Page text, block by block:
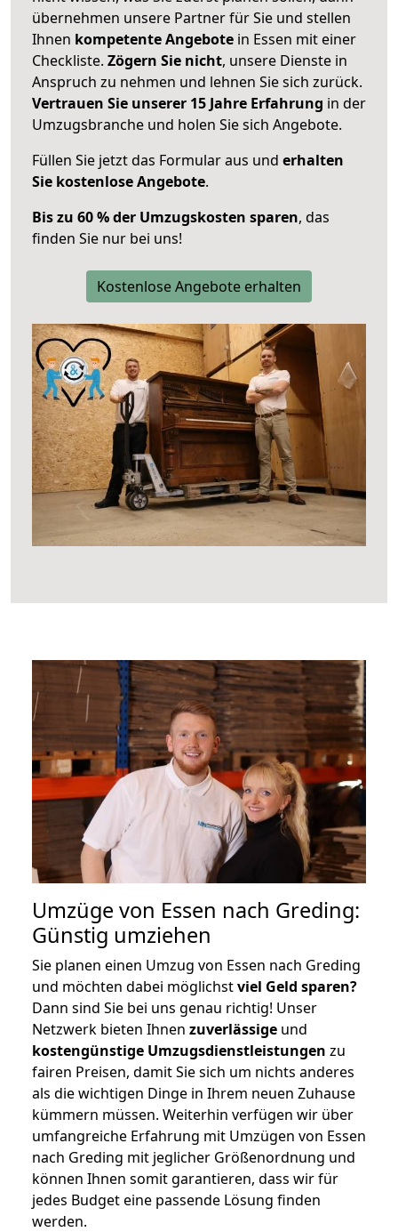
übernehmen unsere Partner für Sie und stellen
Ihnen kompetente Angebote in Essen mit einer
Checkliste. Zögern Sie nicht, unsere Dienste in
Anspruch zu nehmen und lehnen Sie sich zurück.
Vertrauen Sie unserer 15 Jahre Erfahrung in der
Umzugsbranche und holen Sie sich Angebote.
Füllen Sie jetzt das Formular aus und erhalten
Sie kostenlose Angebote.
Bis zu 60 % der Umzugskosten sparen, das
finden Sie nur bei uns!
Kostenlose Angebote erhalten
Umzüge von Essen nach Greding:
Günstig umziehen
Sie planen einen Umzug von Essen nach Greding
und möchten dabei möglichstviel Geld sparen?
Dann sind Sie bei uns genau richtig! Unser
Netzwerk bieten Ihnen zuverlässige und
kostengünstige Umzugsdienstleistungen zu
fairen Preisen, damit Sie sich um nichts anderes
als die wichtigen Dinge in Ihrem neuen Zuhause
kümmern müssen. Weiterhin verfügen wir über
umfangreiche Erfahrung mit Umzügen von Essen
nach Greding mit jeglicher Größenordnung und
können Ihnen somit garantieren, dass wir für
jedes Budget eine passende Lösung finden
werden.